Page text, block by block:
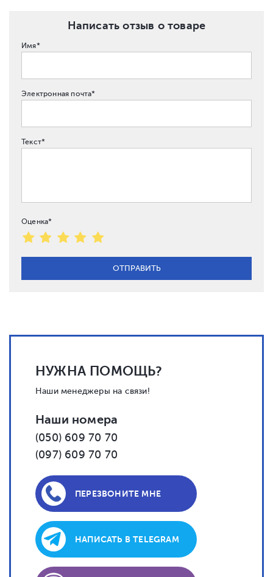
Написать отзыв о товаре
Имя*
Электронная почта*
Текст*
Оценка*
НУЖНА ПОМОЩЬ?
Наши менеджеры на связи!
Наши номера
(050) 609 70 70
(097) 609 70 70
ПЕРЕЗВОНИТЕ МНЕ
НАПИСАТЬ В TELEGRAM